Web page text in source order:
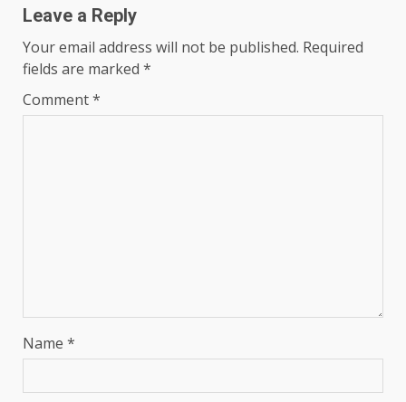
Leave a Reply
Your email address will not be published. Required
fields are marked *
Comment*
Name *